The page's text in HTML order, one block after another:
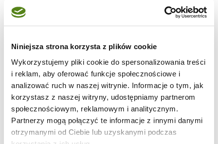
Niniejsza strona korzysta z plików cookie
Wykorzystujemy pliki cookie do spersonalizowania treści
i reklam, aby oferować funkcje społecznościowe i
analizować ruch w naszej witrynie. Informacje o tym, jak
korzystasz z naszej witryny, udostępniamy partnerom
społecznościowym, reklamowym i analitycznym.
Partnerzy mogą połączyć te informacje z innymi danymi
otrzymanymi od Ciebie lub uzyskanymi podczas
odnaleźć strony, której
szukasz.
Adres, który próbujesz odwiedzić/przepisy/ciasto-
ucierane-z-morelami/1jest obecnie niedostępny.
Sprawdź pisownię adresu lub skorzystaj z wyszukiwarki